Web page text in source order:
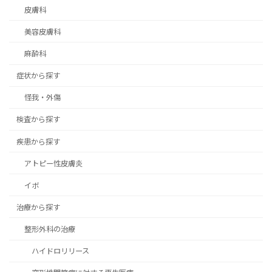
皮膚科
美容皮膚科
麻酔科
症状から探す
怪我・外傷
検査から探す
疾患から探す
アトピー性皮膚炎
イボ
治療から探す
整形外科の治療
ハイドロリリース